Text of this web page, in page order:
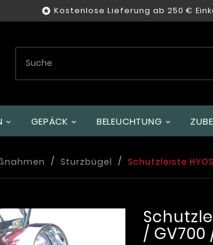
 Kostenlose Lieferung ab 250 €
GEPÄCK BELEUCHTUNG
Sturzbügel Schutzleiste
/ GV700